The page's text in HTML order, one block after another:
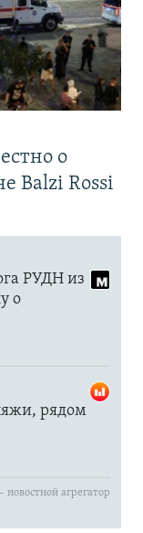
о
Balzi Rossi